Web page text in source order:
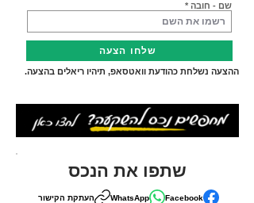
שם - חובה
שלחו הצעה
ההצעה נשלחת כהודעת וואטסאפ, תיהיו ריאלים בהצעה.
שתפו את הנכס
Facebook
WhatsApp העתקת הקישור